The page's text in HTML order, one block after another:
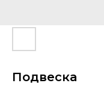
Подвеска